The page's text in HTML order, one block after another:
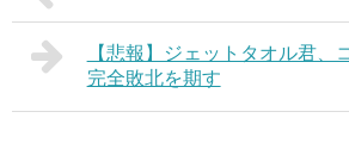
【悲報】ジェットタオル君、
完全敗北を期す